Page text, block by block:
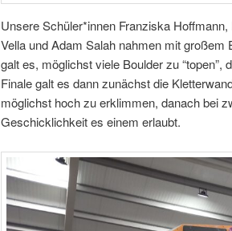
Unsere Schüler*innen Franziska
Vella und Adam Salah nahmen mit
galt es, möglichst viele Boulder zu
Finale galt es dann zunächst die
möglichst hoch zu erklimmen, danach bei
Geschicklichkeit es einem erlaubt.